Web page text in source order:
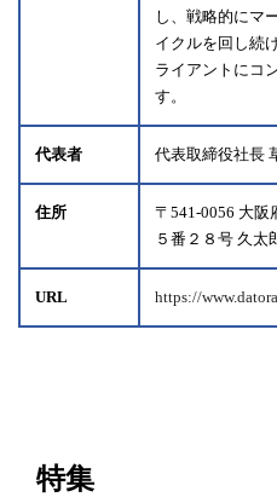
し、戦略的にマ
イクルを回し続
ライアントにコ
す。
代表者 代表取締役社長
住所
〒541-0056 大阪
５番２８号 久太
URL https://
特集